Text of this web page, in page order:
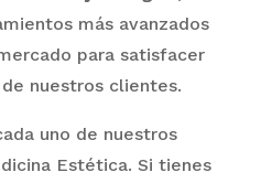
más avanzados
para satisfacer
nuestros clientes.
uno de nuestros
Estética. Si tienes